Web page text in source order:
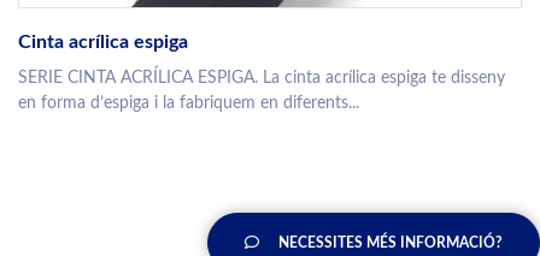
Cinta acrílica espiga
SERIE CINTA ACRÍLICA ESPIGA. La cinta acrílica espiga te disseny
en forma d’espiga i la fabriquem en diferents...
NECESSITES MÉS INFORMACIÓ?